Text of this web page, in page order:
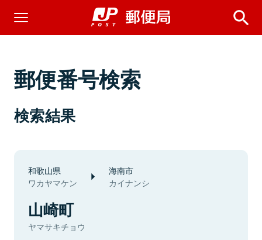
郵便番号検索
検索結果
和歌山県
ワカヤマケン
海南市
カイナンシ
山崎町
ヤマサキチョウ